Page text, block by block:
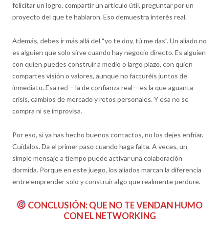
felicitar un logro, compartir un artículo útil, preguntar por un
proyecto del que te hablaron. Eso demuestra interés real.
Además, debes ir más allá del “yo te doy, tú me das”. Un aliado no
es alguien que solo sirve cuando hay negocio directo. Es alguien
con quien puedes construir a medio o largo plazo, con quien
compartes visión o valores, aunque no facturéis juntos de
inmediato. Esa red —la de confianza real— es la que aguanta
crisis, cambios de mercado y retos personales. Y esa no se
compra ni se improvisa.
Por eso, si ya has hecho buenos contactos, no los dejes enfriar.
Cuídalos. Da el primer paso cuando haga falta. A veces, un
simple mensaje a tiempo puede activar una colaboración
dormida. Porque en este juego, los aliados marcan la diferencia
entre emprender solo y construir algo que realmente perdure.
CONCLUSIÓN: QUE NO TE VENDAN HUMO
CON EL NETWORKING